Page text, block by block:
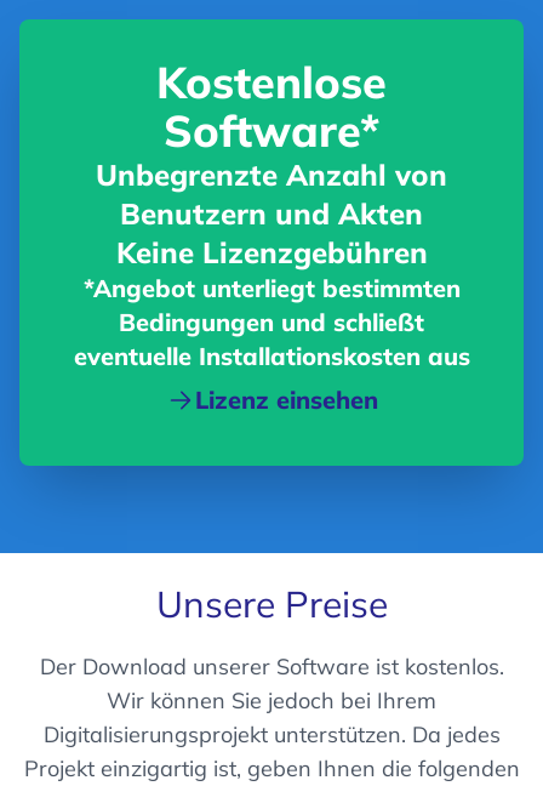
Kostenlose
Software*
Unbegrenzte Anzahl von
Benutzern und Akten
Keine Lizenzgebühren
*Angebot unterliegt bestimmten
Bedingungen und schließt
eventuelle Installationskosten aus
Lizenz einsehen
Unsere Preise
Der Download unserer Software ist kostenlos.
Wir können Sie jedoch bei Ihrem
Digitalisierungsprojekt unterstützen. Da jedes
Projekt einzigartig ist, geben Ihnen die folgenden